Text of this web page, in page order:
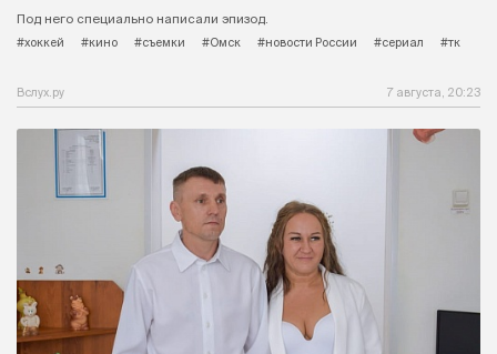
Под него специально написали эпизод.
#хоккей
#кино #съемки #Омск #новости России #сериал #тк
Вслух.ру 7 августа, 20:23